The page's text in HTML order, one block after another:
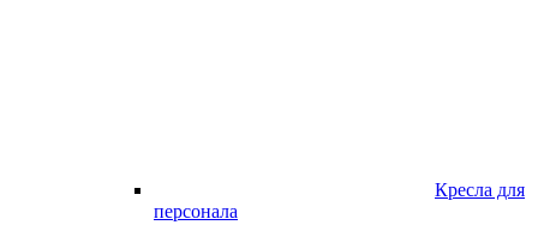
Кресла для
персонала